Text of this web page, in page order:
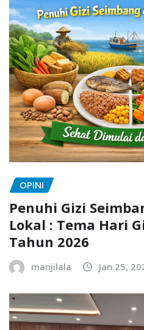
OPINI
Penuhi Gizi
Lokal : Tema Hari
Tahun 2026
manjilala Jan 25,